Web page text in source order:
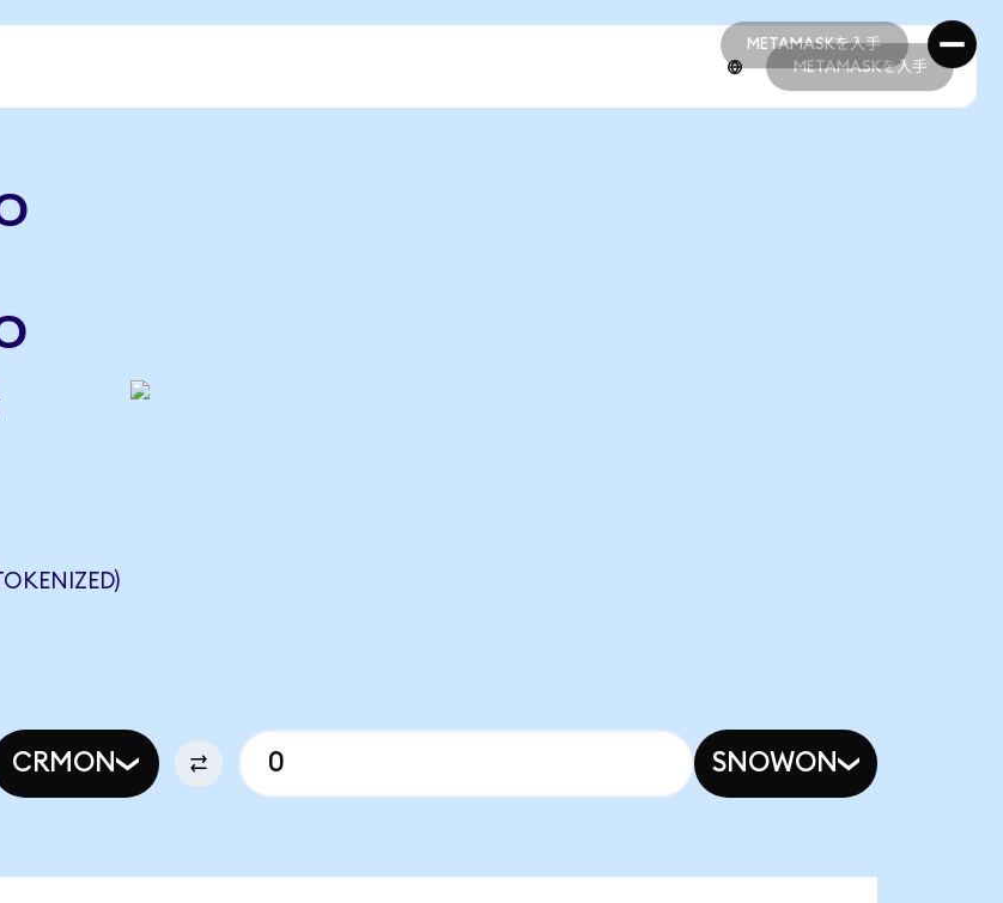
METAMASKを入手
METAMASKを入手
METAMASKを入手
CRMON SNOWON